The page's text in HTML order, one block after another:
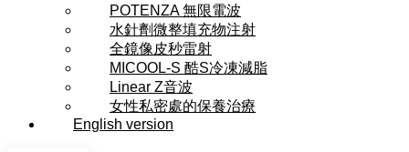
POTENZA 無限電波
水針劑微整填充物注射
全鏡像皮秒雷射
MICOOL-S 酷S冷凍減脂
Linear Z音波
女性私密處的保養治療
English version